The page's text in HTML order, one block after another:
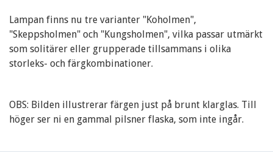
Lampan finns nu tre varianter "Koholmen",
"Skeppsholmen" och "Kungsholmen", vilka passar utmärkt
som solitärer eller grupperade tillsammans i olika
storleks- och färgkombinationer.
OBS: Bilden illustrerar färgen just på brunt klarglas. Till
höger ser ni en gammal pilsner flaska, som inte ingår.